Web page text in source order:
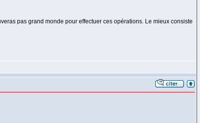
pas grand monde pour effectuer ces opérations. Le mieux consiste